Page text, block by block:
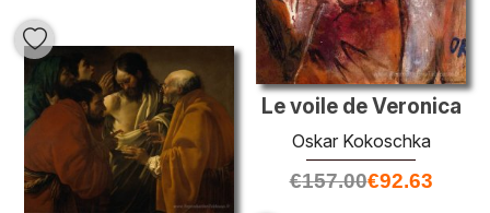
Le voile de Veronica
Oskar Kokoschka
€157.00€92.63